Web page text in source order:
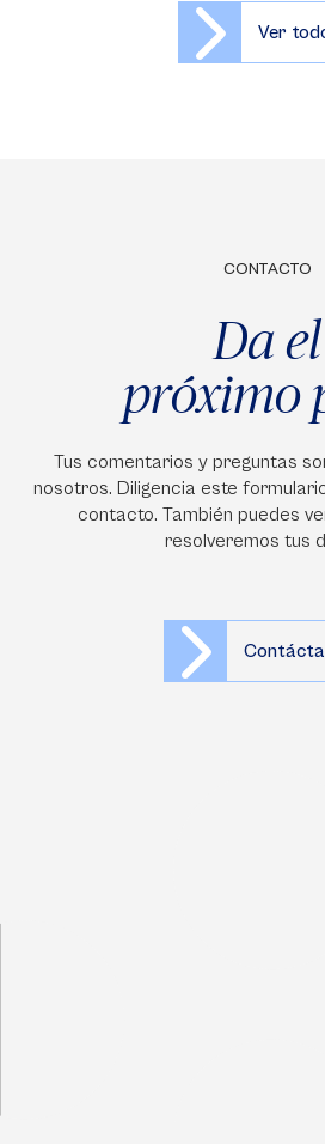
Ver
CONTACTO
Da el
próximo
Tus comentarios y preguntas
nosotros. Diligencia este
contacto. También puedes
resolveremos tus